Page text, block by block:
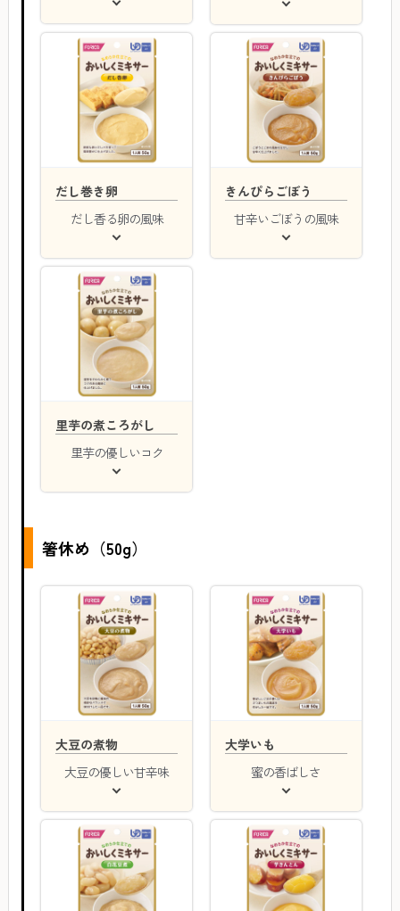
だし巻き卵
だし香る卵の風味
きんぴらごぼう
甘辛いごぼうの風味
里芋の煮ころがし
里芋の優しいコク
箸休め（50g）
大豆の煮物
大豆の優しい甘辛味
大学いも
蜜の香ばしさ